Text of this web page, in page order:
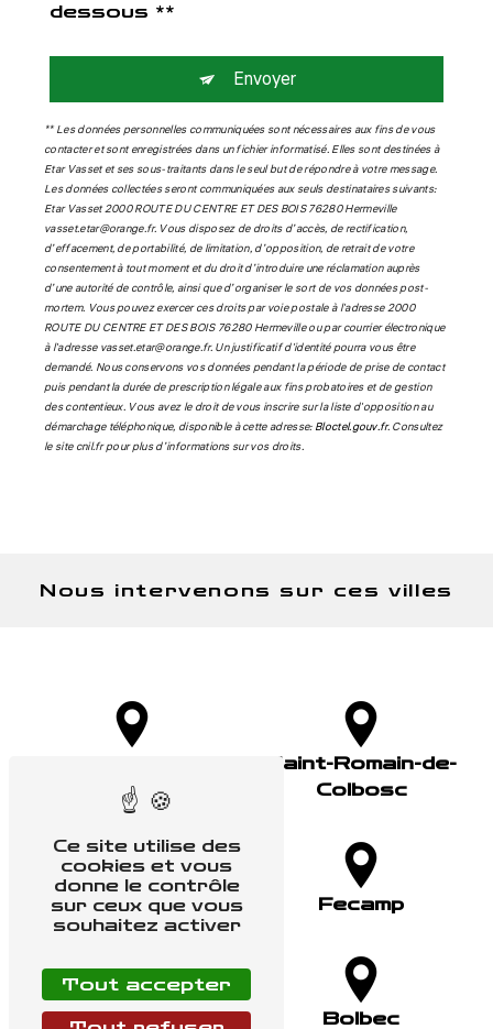
dessous **
Envoyer
** Les données personnelles communiquées sont nécessaires aux fins de vous
contacter et sont enregistrées dans un fichier informatisé. Elles sont destinées à
Etar Vasset et ses sous-traitants dans le seul but de répondre à votre message.
Les données collectées seront communiquées aux seuls destinataires suivants:
Etar Vasset 2000 ROUTE DU CENTRE ET DES BOIS 76280 Hermeville
vasset.etar@orange.fr. Vous disposez de droits d’accès, de rectification,
d’effacement, de portabilité, de limitation, d’opposition, de retrait de votre
consentement à tout moment et du droit d’introduire une réclamation auprès
d’une autorité de contrôle, ainsi que d’organiser le sort de vos données post-
mortem. Vous pouvez exercer ces droits par voie postale à l'adresse 2000
ROUTE DU CENTRE ET DES BOIS 76280 Hermeville ou par courrier électronique
à l'adresse vasset.etar@orange.fr. Un justificatif d'identité pourra vous être
demandé. Nous conservons vos données pendant la période de prise de contact
puis pendant la durée de prescription légale aux fins probatoires et de gestion
des contentieux. Vous avez le droit de vous inscrire sur la liste d'opposition au
démarchage téléphonique, disponible à cette adresse: Bloctel.gouv.fr. Consultez
le site cnil.fr pour plus d’informations sur vos droits.
Nous intervenons sur ces villes
Mer
Saint-Romain-de-
Colbosc
Lillebonne Fecamp
Goderville Bolbec
Ce site utilise des
cookies et vous
donne le contrôle
sur ceux que vous
souhaitez activer
Tout accepter